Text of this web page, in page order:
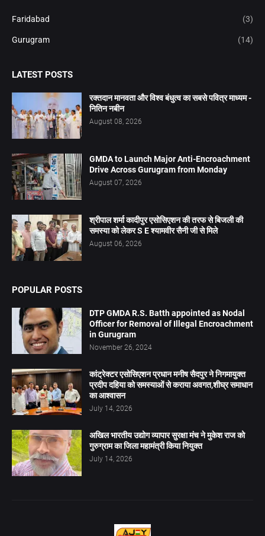
Faridabad (3)
Gurugram (14)
LATEST POSTS
रक्तदान मानवता और विश्व बंधुत्व का सबसे पवित्र माध्यम -
नितिन नबीन
August 08, 2026
GMDA to Launch Major Anti-Encroachment
Drive Across Gurugram from Monday
August 07, 2026
श्रीपाल शर्मा कादीपुर एसोसिएशन की तरफ से बिजली की
समस्या को लेकर S E श्यामवीर सैनी जी से मिले
August 06, 2026
POPULAR POSTS
DTP GMDA R.S. Batth appointed as Nodal
Officer for Removal of Illegal Encroachment
in Gurugram
November 26, 2024
कांट्रेक्टर एसोसिएशन प्रधान मनीष सैदपुर ने निगमायुक्त
प्रदीप दहिया को समस्याओं से कराया अवगत,शीघ्र समाधान
का आश्वासन
July 14, 2026
अखिल भारतीय उद्योग व्यापार सुरक्षा मंच ने मुकेश राज को
गुरुग्राम का जिला महामंत्री किया नियुक्त
July 14, 2026